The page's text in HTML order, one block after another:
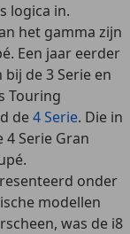
logica in.
het gamma zijn
Een jaar eerder
de 3 Serie en
Touring
de4 Serie. Die in
Serie Gran
onder
modellen
was de i8